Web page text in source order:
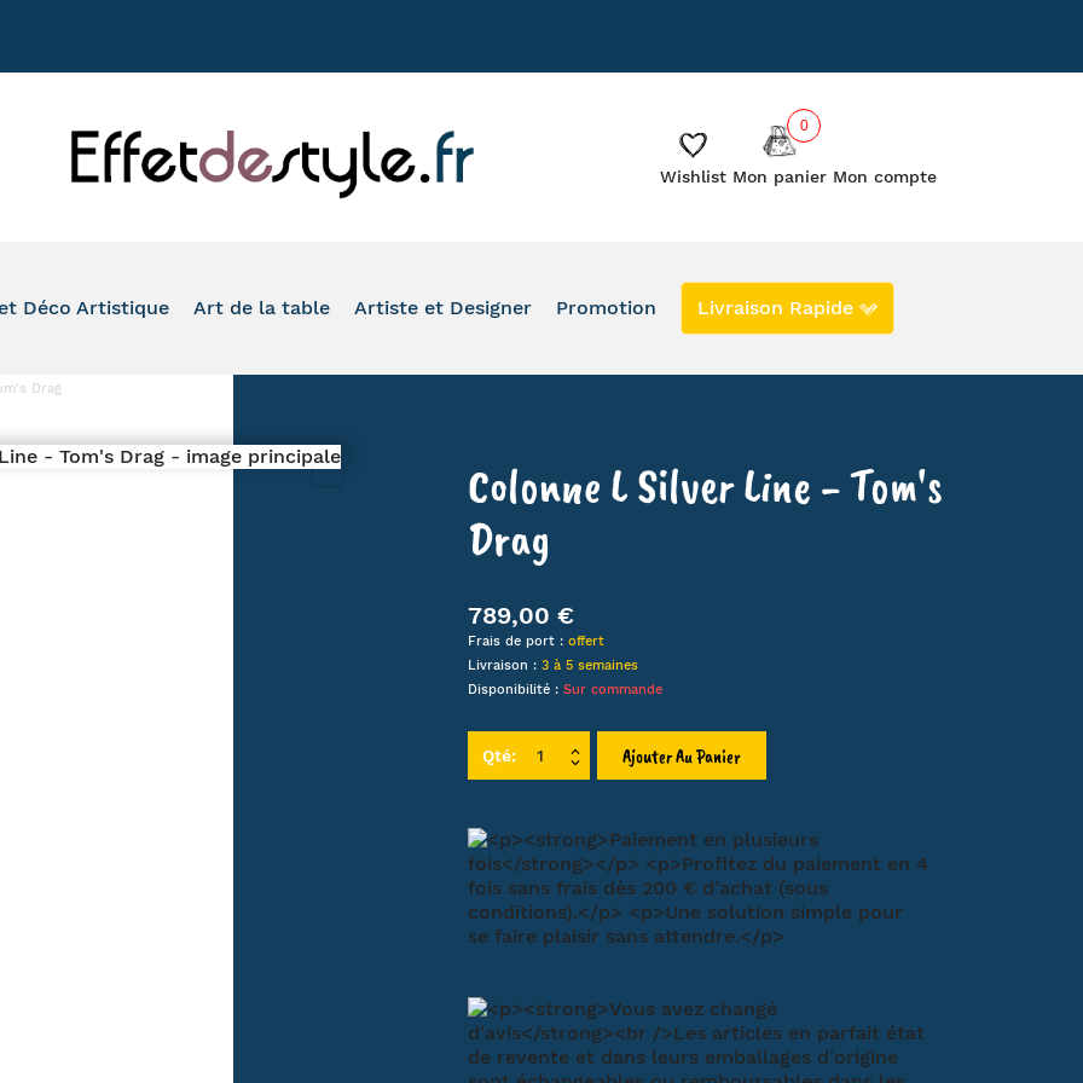
Wishlist Mon panier
0
Mon compte
Déco Artistique
PHOTOPHORE
SALLE DE BAIN ET WC
Art de la table
VERRE ET FLÛTE
ASSIETTE ET PLAT DE PRÉSENTATION
PLATEAU ET DESSOUS DE PLAT
Artiste et Designer
HINZ & KUNST
SERIE GOLO
DÉESSE
REPRODUCTION MUCHA
REPRODUCTION KLIMT
REPRODUCTION MONET
Promotion Livraison Rapide
Drag
Colonne L Silver Line - Tom's
Drag
789,00 €
Frais de port : offert
Livraison : 3 à 5 semaines
Disponibilité : Sur commande
Qté: Ajouter Au Panier